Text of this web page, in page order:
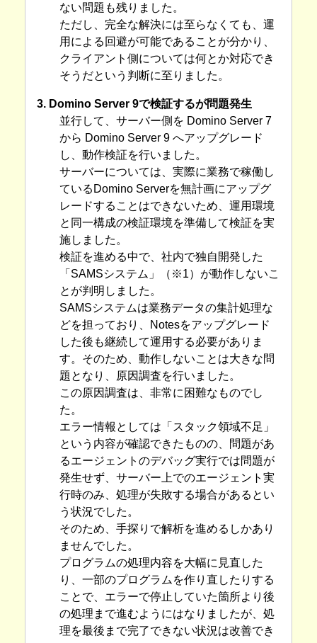
ない問題も残りました。
ただし、完全な解決には至らなくても、運
用による回避が可能であることが分かり、
クライアント側については何とか対応でき
そうだという判断に至りました。
3. Domino Server 9で検証するが問題発生
並行して、サーバー側を Domino Server 7
から Domino Server 9 へアップグレード
し、動作検証を行いました。
サーバーについては、実際に業務で稼働し
ているDomino Serverを無計画にアップグ
レードすることはできないため、運用環境
と同一構成の検証環境を準備して検証を実
施しました。
検証を進める中で、社内で独自開発した
「SAMSシステム」（※1）が動作しないこ
とが判明しました。
SAMSシステムは業務データの集計処理な
どを担っており、Notesをアップグレード
した後も継続して運用する必要がありま
す。そのため、動作しないことは大きな問
題となり、原因調査を行いました。
この原因調査は、非常に困難なものでし
た。
エラー情報としては「スタック領域不足」
という内容が確認できたものの、問題があ
るエージェントのデバッグ実行では問題が
発生せず、サーバー上でのエージェント実
行時のみ、処理が失敗する場合があるとい
う状況でした。
そのため、手探りで解析を進めるしかあり
ませんでした。
プログラムの処理内容を大幅に見直した
り、一部のプログラムを作り直したりする
ことで、エラーで停止していた箇所より後
の処理まで進むようにはなりましたが、処
理を最後まで完了できない状況は改善でき